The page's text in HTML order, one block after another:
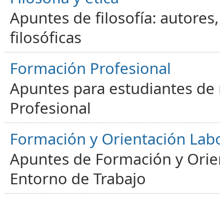
Apuntes de filosofía:
filosóficas
Formación Profesional
Apuntes para estudiantes
Profesional
Formación y Orientación
Apuntes de Formación y
Entorno de Trabajo